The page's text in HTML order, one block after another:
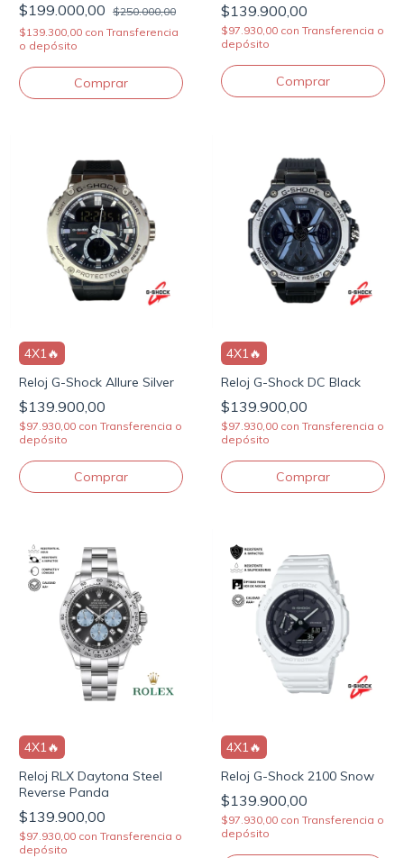
$199.000,00 $250.000,00
$139.300,00 con Transferencia
o depósito
$139.900,00
$97.930,00 con Transferencia o
depósito
4X1🔥
Reloj G-Shock Allure Silver
$139.900,00
$97.930,00 con Transferencia o
depósito
4X1🔥
Reloj G-Shock DC Black
$139.900,00
$97.930,00 con Transferencia o
depósito
4X1🔥
Reloj RLX Daytona Steel
Reverse Panda
$139.900,00
$97.930,00 con Transferencia o
depósito
4X1🔥
Reloj G-Shock 2100 Snow
$139.900,00
$97.930,00 con Transferencia o
depósito